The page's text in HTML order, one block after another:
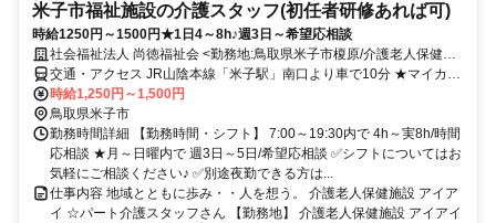
米子市福祉施設の介護スタッフ(初任者研修あれば可)
時給1250円～1500円★1日4～8h♪週3日～希望応相談
社会福祉法人 尚徳福祉会 <勤務地:鳥取県米子市榎原/介護老人保健施
設アイアイ>
交通・アクセス JR山陰本線「米子駅」南口より車で10分 ★マイカー
通勤OK
時給1,250円～1,500円
鳥取県米子市
勤務時間詳細 【勤務時間・シフト】 7:00～19:30内で 4h～実8h/時間
応相談 ★月～日曜内で 週3日～5日/希望応相談 ✅シフトについてはお
気軽にご相談ください♪ ✅別途夜勤できる方は...
仕事内容 地域とともに歩み・・人を想う。 介護老人保健施設 アイア
イ ☆パート介護スタッフさん 【勤務地】 介護老人保健施設 アイアイ